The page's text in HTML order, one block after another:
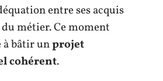
entre ses acquis
métier. Ce moment
à bâtir unprojet
cohérent.